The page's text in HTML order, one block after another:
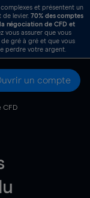
et présentent un
levier. 70%des comptes
négociation de CFD et
vous assurer que vous
gré à gré et que vous
perdre votre argent.
un compte
CFD